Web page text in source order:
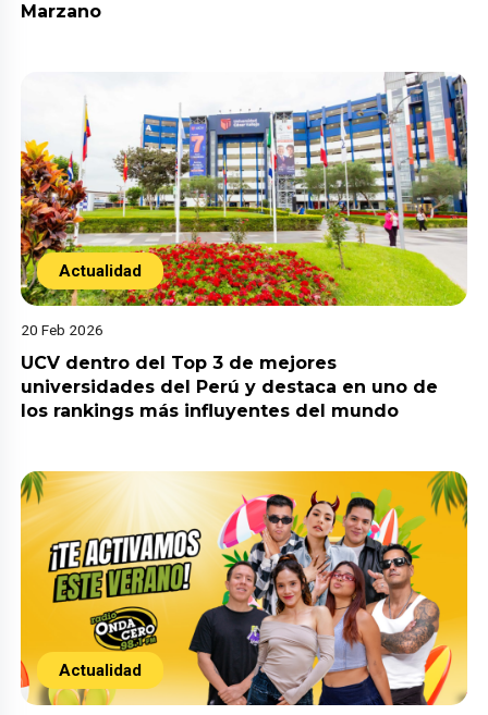
Marzano
Actualidad
20 Feb 2026
UCV dentro del Top 3 de mejores
universidades del Perú y destaca en uno de
los rankings más influyentes del mundo
Actualidad